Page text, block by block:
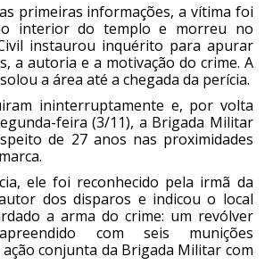
primeiras informações, a vítima foi
interior do templo e morreu no
instaurou inquérito para apurar
a autoria e a motivação do crime. A
a área até a chegada da perícia.
ininterruptamente e, por volta
feira (3/11), a Brigada Militar
de 27 anos nas proximidades
ele foi reconhecido pela irmã da
dos disparos e indicou o local
a arma do crime: um revólver
com seis munições
conjunta da Brigada Militar com